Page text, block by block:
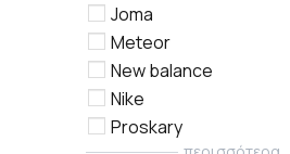
Joma
Meteor
New balance
Nike
Proskary